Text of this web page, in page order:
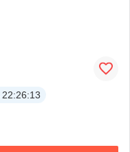
22:26:12